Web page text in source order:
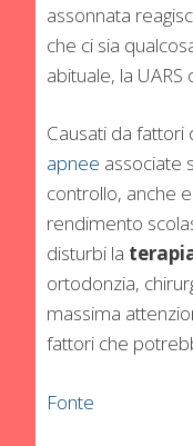
assonnata
che ci sia
abituale, la
Causati da
apnee associate
controllo, anche
rendimento
disturbi la
ortodonzia,
massima
fattori che
Fonte